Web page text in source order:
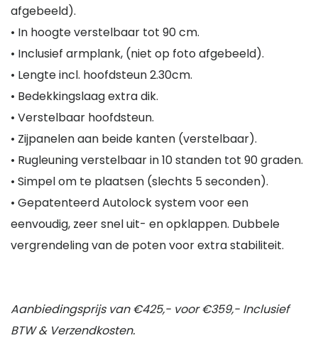
afgebeeld).
• In hoogte verstelbaar tot 90 cm.
• Inclusief armplank, (niet op foto afgebeeld).
• Lengte incl. hoofdsteun 2.30cm.
• Bedekkingslaag extra dik.
• Verstelbaar hoofdsteun.
• Zijpanelen aan beide kanten (verstelbaar).
• Rugleuning verstelbaar in 10 standen tot 90 graden.
• Simpel om te plaatsen (slechts 5 seconden).
• Gepatenteerd Autolock system voor een
eenvoudig, zeer snel uit- en opklappen. Dubbele
vergrendeling van de poten voor extra stabiliteit.
Aanbiedingsprijs van €425,- voor €359,- Inclusief
BTW & Verzendkosten.